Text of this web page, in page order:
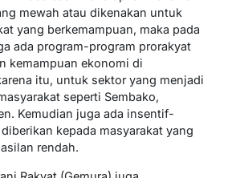
mewah atau dikenakan untuk
yang berkemampuan, maka pada
ada program-program prorakyat
kemampuan ekonomi di
itu, untuk sektor yang menjadi
seperti Sembako,
Kemudian juga ada insentif-
kepada masyarakat yang
rendah.